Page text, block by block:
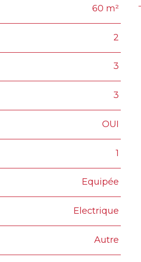
60 m²
2
3
3
OUI
1
Equipée
Electrique
Autre